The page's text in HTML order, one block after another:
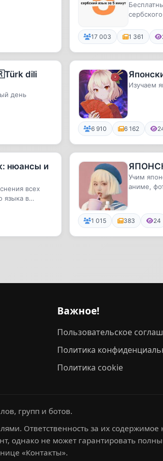
язык |
17 003 1 361
dili
день
Изучаем
6 910 6 162
нюансы и
всех
языка в
Учим
аниме,
1 015 383 24
Важное!
Пользовательское
Политика
Политика cookie
групп и ботов.
Ответственность за их
однако не может гарантировать
«Контакты».